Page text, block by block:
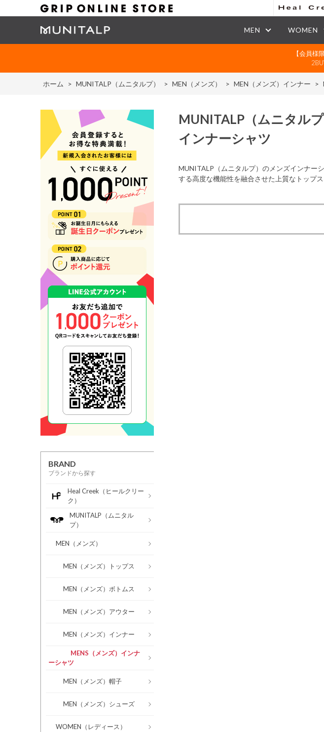
MEN WOMEN
【会員様
ホーム > MUNITALP（ムニタルプ） > MEN（メンズ） > MEN（メンズ）インナー >
BRAND
ブランドから探す
Heal Creek（ヒールクリー
ク）
MUNITALP（ムニタル
プ）
MEN（メンズ）
MEN（メンズ）トップス
MEN（メンズ）ボトムス
MEN（メンズ）アウター
MEN（メンズ）インナー
MENS（メンズ）インナ
ーシャツ
MEN（メンズ）帽子
MEN（メンズ）シューズ
WOMEN（レディース）
インナーシャツ
MUNITALP （ムニタルプ
MUNITALP（ムニタルプ）のメンズインナー
する高度な機能性を融合させた上質なトップス